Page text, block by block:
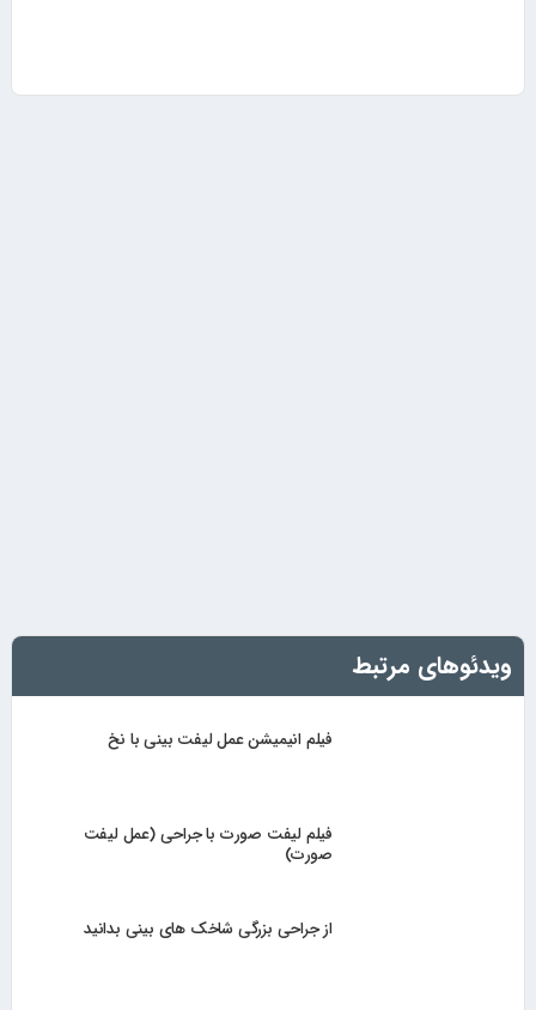
ویدئوهای مرتبط
فیلم انیمیشن عمل لیفت بینی با نخ
فیلم لیفت صورت با جراحی (عمل لیفت
صورت)
از جراحی بزرگی شاخک های بینی بدانید